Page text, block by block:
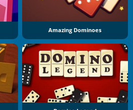
Amazing Dominoes